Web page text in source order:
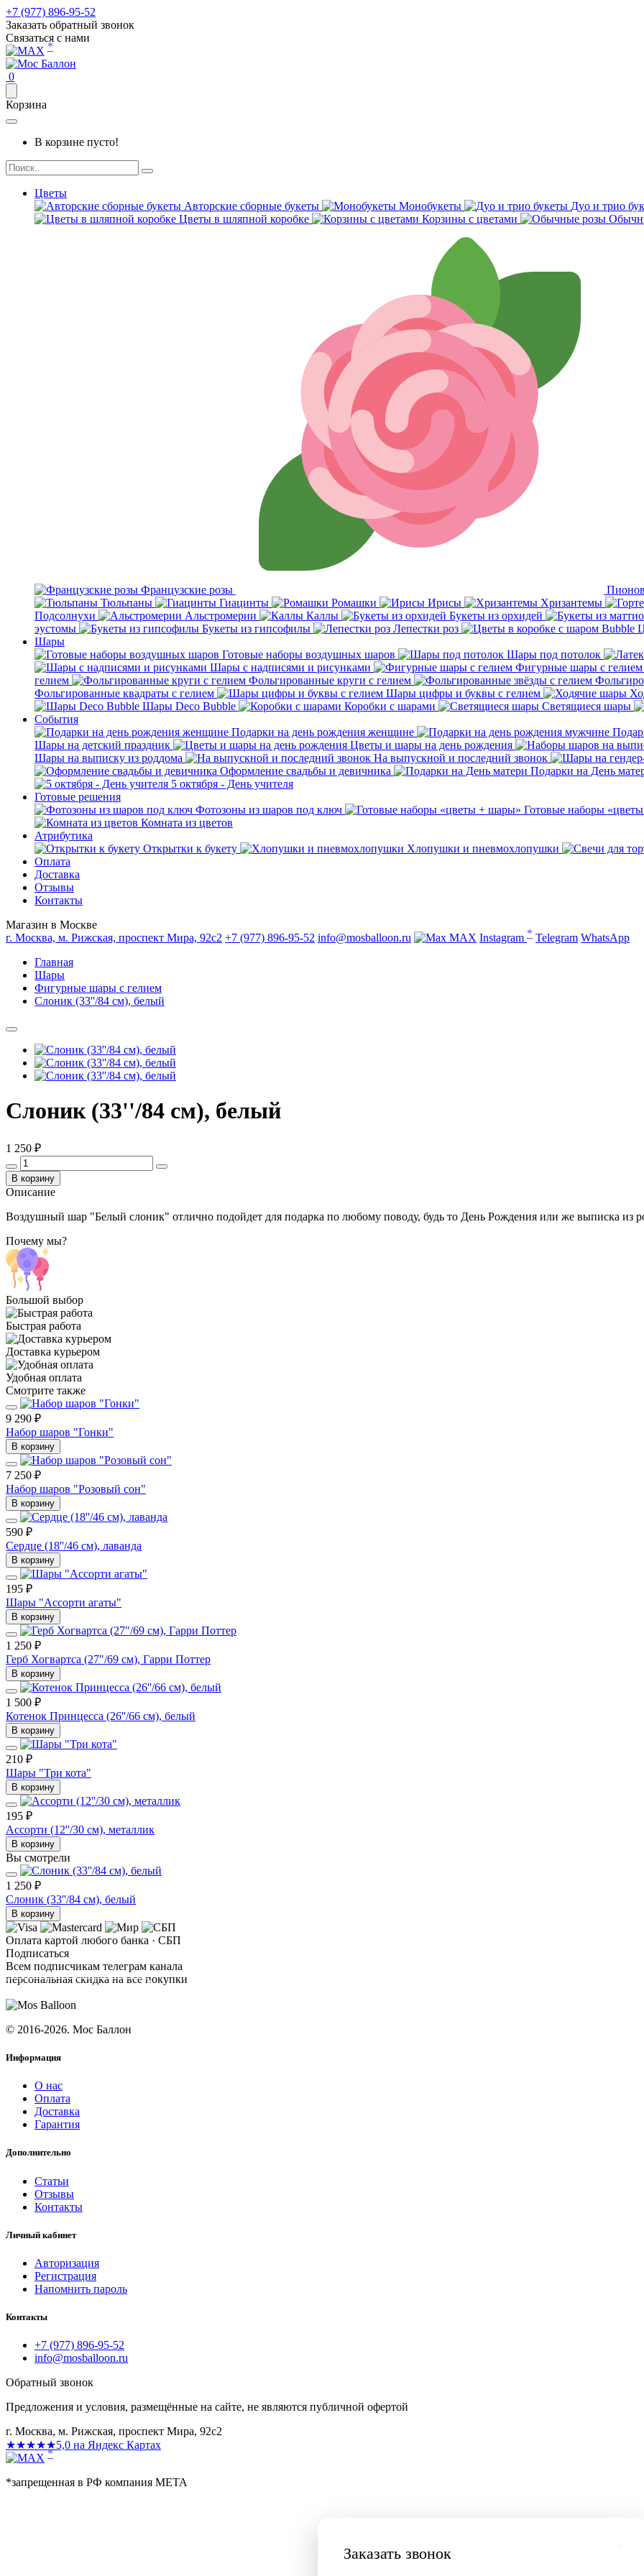
+7 (977) 896-95-52
Заказать обратный звонок
Связаться с нами
*
0
Корзина
В корзине пусто!
Цветы
Авторские сборные букеты
Монобукеты Дуо и трио
Цветы в шляпной коробке
Корзины с цветами
Французские розы
Тюльпаны
Гиацинты Ромашки Ирисы Хризантемы
Подсолнухи
Альстромерии Каллы Букеты из орхидей
эустомы
Букеты из гипсофилы Лепестки роз
Шары
Готовые наборы воздушных шаров
Шары под потолок
Шары с надписями и рисунками
Фигурные шары с гелием
гелием
Фольгированные круги с гелием
Фольгированные квадраты с гелием
Шары цифры и буквы с гелием
Шары Deco Bubble
Коробки с шарами Светящиеся шары
События
Подарки на день рождения женщине
Шары на детский праздник
Цветы и шары на день рождения
Шары на выписку из роддома
На выпускной и последний звонок
Оформление свадьбы и девичника
Подарки на День
5 октября - День учителя
Готовые решения
Фотозоны из шаров под ключ
Готовые наборы
Комната из цветов
Атрибутика
Открытки к букету
Хлопушки и пневмохлопушки
Оплата
Доставка
Отзывы
Контакты
Магазин в Москве
г. Москва, м. Рижская, проспект Мира, 92с2 +7 (977) 896-95-52 info@mosballoon.ru MAX Instagram * Telegram WhatsApp
Главная
Шары
Фигурные шары с гелием
Слоник (33''/84 см), белый
Слоник (33''/84 см), белый
1 250 ₽
В корзину
Описание
Воздушный шар "Белый слоник" отлично подойдет для подарка по любому поводу, будь то День Рождения или же выписка из
Почему мы?
Большой выбор
Быстрая работа
Доставка курьером
Удобная оплата
Смотрите также
9 290 ₽
Набор шаров "Гонки"
В корзину
7 250 ₽
Набор шаров "Розовый сон"
В корзину
590 ₽
Сердце (18''/46 см), лаванда
В корзину
195 ₽
Шары "Ассорти агаты"
В корзину
1 250 ₽
Герб Хогвартса (27"/69 см), Гарри Поттер
В корзину
1 500 ₽
Котенок Принцесса (26''/66 см), белый
В корзину
210 ₽
Шары "Три кота"
В корзину
195 ₽
Ассорти (12''/30 см), металлик
В корзину
Вы смотрели
1 250 ₽
Слоник (33''/84 см), белый
В корзину
Оплата картой любого банка · СБП
Подписаться
Всем подписчикам телеграм канала
персональная скидка на все покупки
© 2016-2026. Мос Баллон
Информация
О нас
Оплата
Доставка
Гарантия
Дополнительно
Статьи
Отзывы
Контакты
Личный кабинет
Авторизация
Регистрация
Напомнить пароль
Контакты
+7 (977) 896-95-52
info@mosballoon.ru
Обратный звонок
Предложения и условия, размещённые на сайте, не являются публичной офертой
г. Москва, м. Рижская, проспект Мира, 92с2
★★★★★5,0 на Яндекс Картах
*
*запрещенная в РФ компания МЕТА
Заказать звонок